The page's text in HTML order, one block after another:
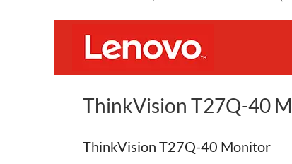
ThinkVision T27Q-40
ThinkVision T27Q-40 Monitor